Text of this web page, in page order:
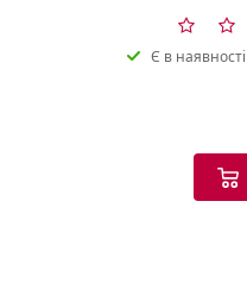
Є в наявності